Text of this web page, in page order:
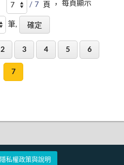
/ 7 頁 ， 每頁顯示
筆,
2 3 4 5 6
7
隱私權政策與說明